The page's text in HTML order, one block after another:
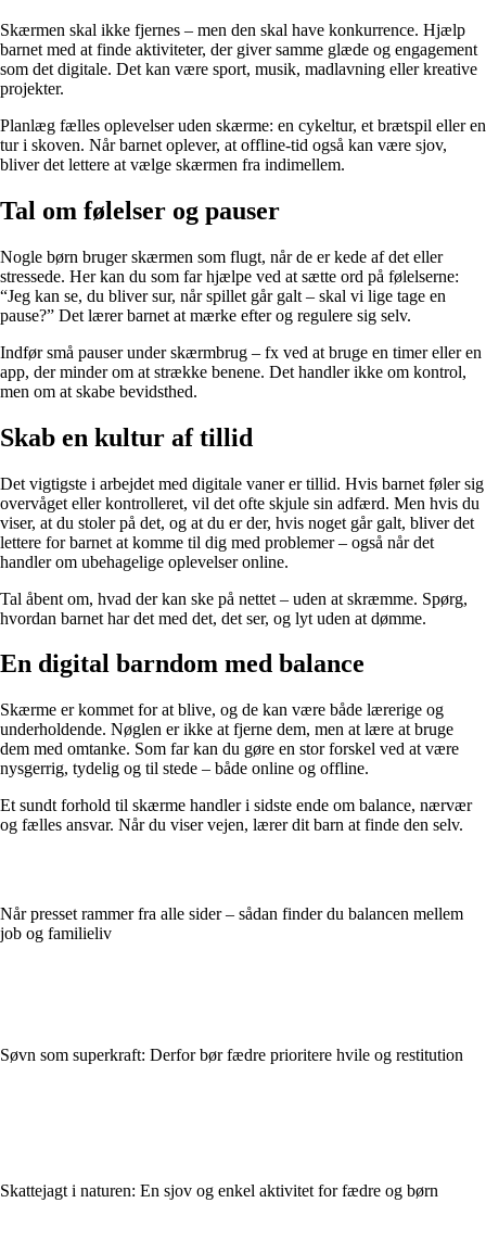
Skærmen skal ikke fjernes – men den skal have konkurrence. Hjælp
barnet med at finde aktiviteter, der giver samme glæde og engagement
som det digitale. Det kan være sport, musik, madlavning eller kreative
projekter.
Planlæg fælles oplevelser uden skærme: en cykeltur, et brætspil eller en
tur i skoven. Når barnet oplever, at offline-tid også kan være sjov,
bliver det lettere at vælge skærmen fra indimellem.
Tal om følelser og pauser
Nogle børn bruger skærmen som flugt, når de er kede af det eller
stressede. Her kan du som far hjælpe ved at sætte ord på følelserne:
“Jeg kan se, du bliver sur, når spillet går galt – skal vi lige tage en
pause?” Det lærer barnet at mærke efter og regulere sig selv.
Indfør små pauser under skærmbrug – fx ved at bruge en timer eller en
app, der minder om at strække benene. Det handler ikke om kontrol,
men om at skabe bevidsthed.
Skab en kultur af tillid
Det vigtigste i arbejdet med digitale vaner er tillid. Hvis barnet føler sig
overvåget eller kontrolleret, vil det ofte skjule sin adfærd. Men hvis du
viser, at du stoler på det, og at du er der, hvis noget går galt, bliver det
lettere for barnet at komme til dig med problemer – også når det
handler om ubehagelige oplevelser online.
Tal åbent om, hvad der kan ske på nettet – uden at skræmme. Spørg,
hvordan barnet har det med det, det ser, og lyt uden at dømme.
En digital barndom med balance
Skærme er kommet for at blive, og de kan være både lærerige og
underholdende. Nøglen er ikke at fjerne dem, men at lære at bruge
dem med omtanke. Som far kan du gøre en stor forskel ved at være
nysgerrig, tydelig og til stede – både online og offline.
Et sundt forhold til skærme handler i sidste ende om balance, nærvær
og fælles ansvar. Når du viser vejen, lærer dit barn at finde den selv.
Når presset rammer fra alle sider – sådan finder du balancen mellem
job og familieliv
Søvn som superkraft: Derfor bør fædre prioritere hvile og restitution
Skattejagt i naturen: En sjov og enkel aktivitet for fædre og børn